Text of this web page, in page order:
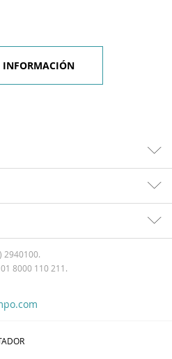
INFORMACIÓN
2940100.
8000 110 211.